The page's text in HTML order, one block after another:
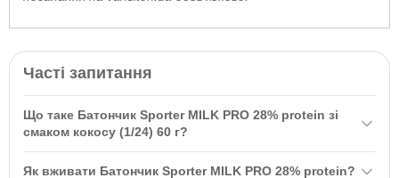
Часті запитання
Що таке Батончик Sporter MILK PRO 28% protein зі
смаком кокосу (1/24) 60 г?
Як вживати Батончик Sporter MILK PRO 28% protein?